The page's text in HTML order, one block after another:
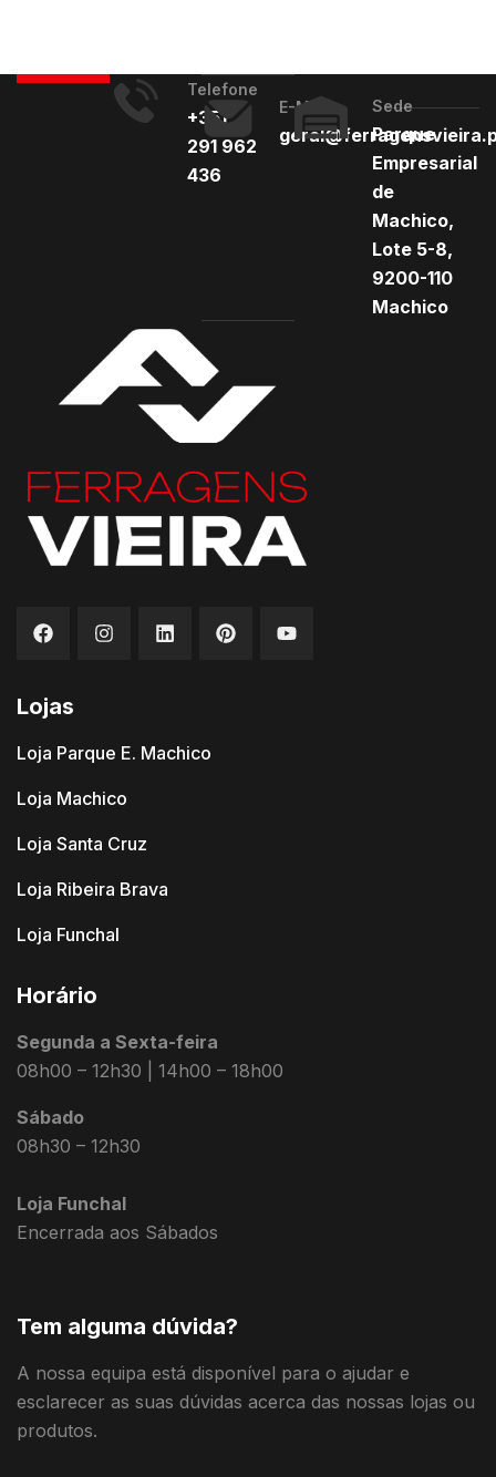
Telefone
+351
291 962
436
E-Mail Sede
Parque
Empresarial
de
Machico,
Lote 5-8,
9200-110
Machico
Lojas
Loja Parque E. Machico
Loja Machico
Loja Santa Cruz
Loja Ribeira Brava
Loja Funchal
Horário
Segunda a Sexta-feira
08h00 – 12h30 | 14h00 – 18h00
Sábado
08h30 – 12h30
Loja Funchal
Encerrada aos Sábados
Tem alguma dúvida?
A nossa equipa está disponível para o ajudar e
esclarecer as suas dúvidas acerca das nossas lojas ou
produtos.